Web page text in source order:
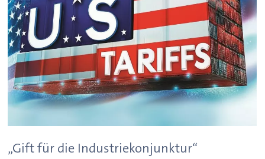
„Gift für die Industriekonjunktur“